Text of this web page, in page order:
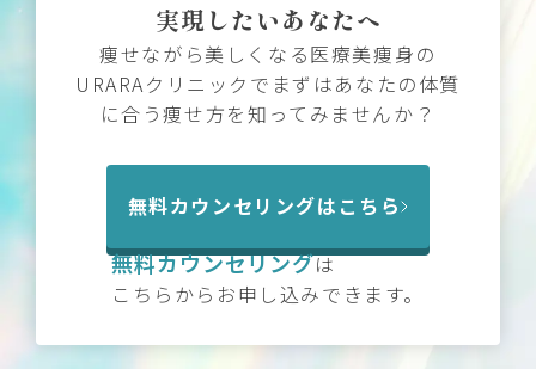
実現したいあなたへ
痩せながら美しくなる医療美痩身の
URARAクリニックでまずはあなたの体質
に合う痩せ方を知ってみませんか？
無料カウンセリングはこちら
無料カウンセリングは
こちらからお申し込みできます。